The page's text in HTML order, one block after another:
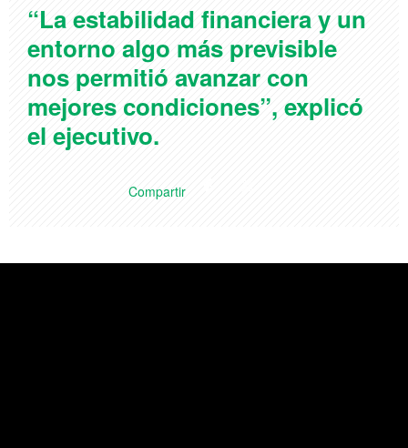
“La estabilidad financiera y un
entorno algo más previsible
nos permitió avanzar con
mejores condiciones”, explicó
el ejecutivo.
Compartir